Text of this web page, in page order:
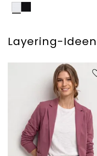
Layering-Ideen